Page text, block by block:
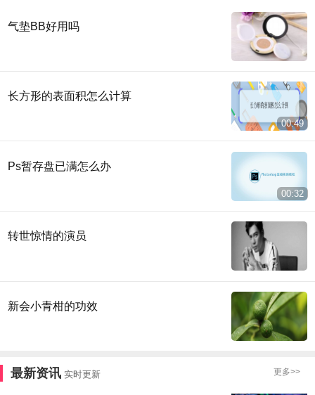
气垫BB好用吗
长方形的表面积怎么计算
00:49
Ps暂存盘已满怎么办
00:32
转世惊情的演员
新会小青柑的功效
最新资讯 实时更新 更多>>